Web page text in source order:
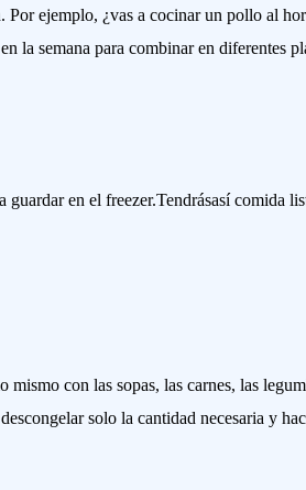
Por ejemplo, ¿vas a cocinar un pollo al
la semana para combinar en diferentes
en el freezer.Tendrásasí comida
con las sopas, las carnes, las
solo la cantidad necesaria y